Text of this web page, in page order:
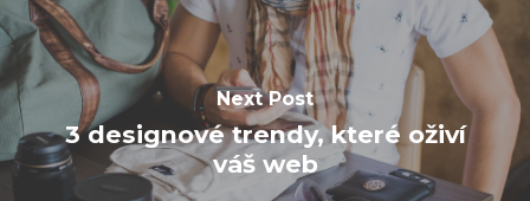
Next Post
3 designové trendy, které oživí
váš web